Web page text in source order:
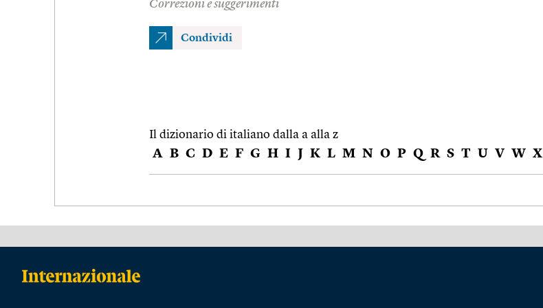
Correzioni e suggerimenti
Condividi
Il dizionario di italiano dalla a alla z
A B C D E F G H I J K L M N O P Q R S T U V W X